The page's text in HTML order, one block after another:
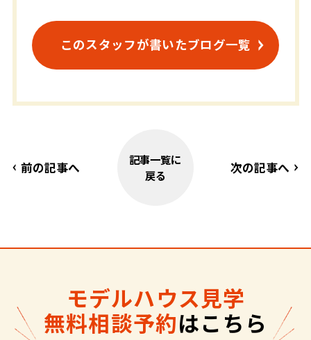
このスタッフが書いたブログ一覧
前の記事へ
記事一覧に
戻る
次の記事へ
モデルハウス見学
無料相談予約はこちら